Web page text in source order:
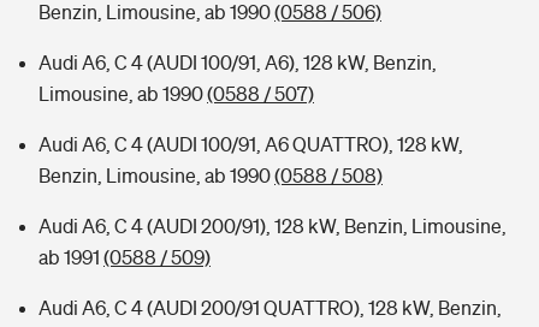
Kinderunfall-Check: Mehr Sicherheit für deine Kids
Sie haben Fragen?
Benzin, Limousine, ab 1990(0588 / 506)
Audi A6, C 4 (AUDI 100/91, A6), 128 kW, Benzin,
Limousine, ab 1990(0588 / 507)
Audi A6, C 4 (AUDI 100/91, A6 QUATTRO), 128 kW,
Benzin, Limousine, ab 1990(0588 / 508)
Audi A6, C 4 (AUDI 200/91), 128 kW, Benzin, Limousine,
ab 1991 (0588 / 509)
Audi A6, C 4 (AUDI 200/91 QUATTRO), 128 kW, Benzin,